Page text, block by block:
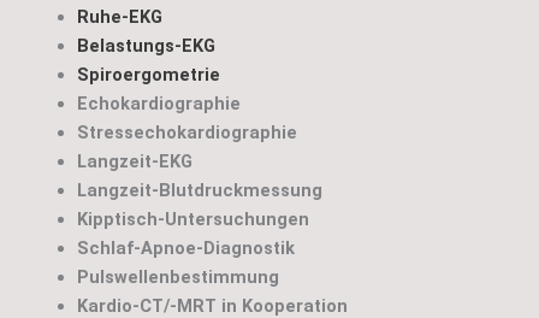
Ruhe-EKG
Belastungs-EKG
Spiroergometrie
Echokardiographie
Stressechokardiographie
Langzeit-EKG
Langzeit-Blutdruckmessung
Kipptisch-Untersuchungen
Schlaf-Apnoe-Diagnostik
Pulswellenbestimmung
Kardio-CT/-MRT in Kooperation